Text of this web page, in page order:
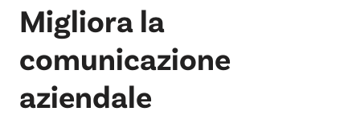
Migliora la
comunicazione
aziendale